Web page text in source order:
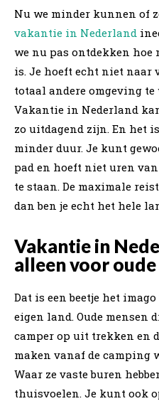
Nu we minder kunnen of
vakantie in Nederland
we nu pas ontdekken
is. Je hoeft echt niet naar
totaal andere omgeving te
Vakantie in Nederland
zo uitdagend zijn. En het
minder duur. Je kunt
pad en hoeft niet uren
te staan. De maximale
dan ben je echt het hele
Vakantie in
alleen voor
Dat is een beetje het
eigen land. Oude mensen
camper op uit trekken en
maken vanaf de camping
Waar ze vaste buren
thuisvoelen. Je kunt ook